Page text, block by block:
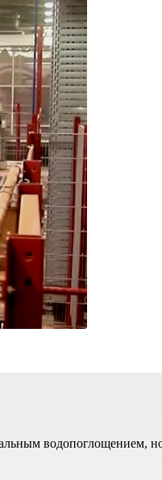
водопоглощением,